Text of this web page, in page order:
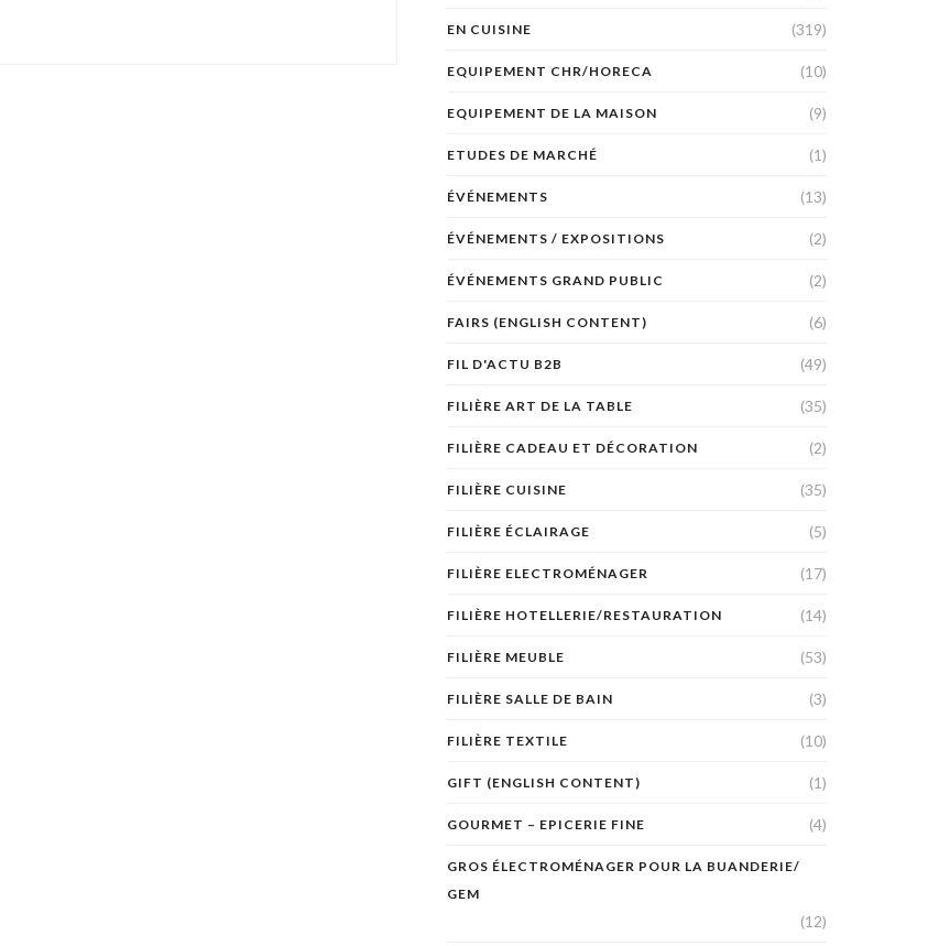
EN CUISINE (319)
EQUIPEMENT CHR/HORECA (10)
EQUIPEMENT DE LA MAISON (9)
ETUDES DE MARCHÉ (1)
ÉVÉNEMENTS (13)
ÉVÉNEMENTS / EXPOSITIONS (2)
ÉVÉNEMENTS GRAND PUBLIC (2)
FAIRS (ENGLISH CONTENT) (6)
FIL D'ACTU B2B (49)
FILIÈRE ART DE LA TABLE (35)
FILIÈRE CADEAU ET DÉCORATION (2)
FILIÈRE CUISINE (35)
FILIÈRE ÉCLAIRAGE (5)
FILIÈRE ELECTROMÉNAGER (17)
FILIÈRE HOTELLERIE/RESTAURATION (14)
FILIÈRE MEUBLE (53)
FILIÈRE SALLE DE BAIN (3)
FILIÈRE TEXTILE (10)
GIFT (ENGLISH CONTENT) (1)
GOURMET – EPICERIE FINE (4)
GROS ÉLECTROMÉNAGER POUR LA BUANDERIE/
GEM
(12)